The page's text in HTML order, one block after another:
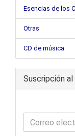
Esencias de los
Otras
CD de música
Suscripción